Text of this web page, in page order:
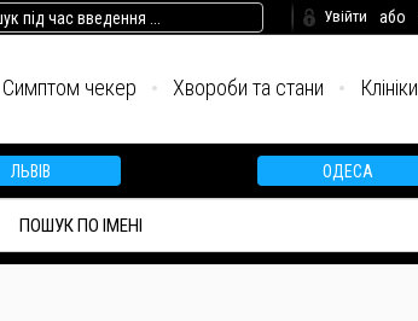
Увійти або
Симптом чекер Хвороби та стани Клініки
ЛЬВІВ ОДЕСА